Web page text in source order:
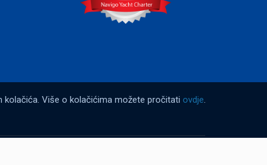
kolačića. Više o kolačićima možete pročitati ovdje.